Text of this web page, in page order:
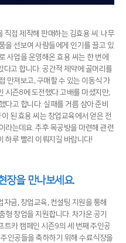
직접 제작해 판매하는 김효용 씨. 나무
을 선보여 사람들에게 인기를 끌고 있
사업을 운영해온 효용 씨는 한 번에
고 합니다. 공간적 제약에 골머리를
만져보고, 구매할 수 있는 이동식 가
시즌8에 도전했다 고배를 마셨지만,
다고 합니다. 실패를 거름 삼아 준비
된 효용 씨는 창업교육에서 얻은 전
라는데요. 추후 목공방을 마련해 관련
하루 빨리 이뤄지길 바랍니다!
장을 만나보세요.
금, 창업교육, 컨설팅 지원을 통해
창업을 지원합니다. 차가운 공기
트카 캠페인 시즌9의 세 번째 주인공
인공들을 축하하기 위해 수료식장을